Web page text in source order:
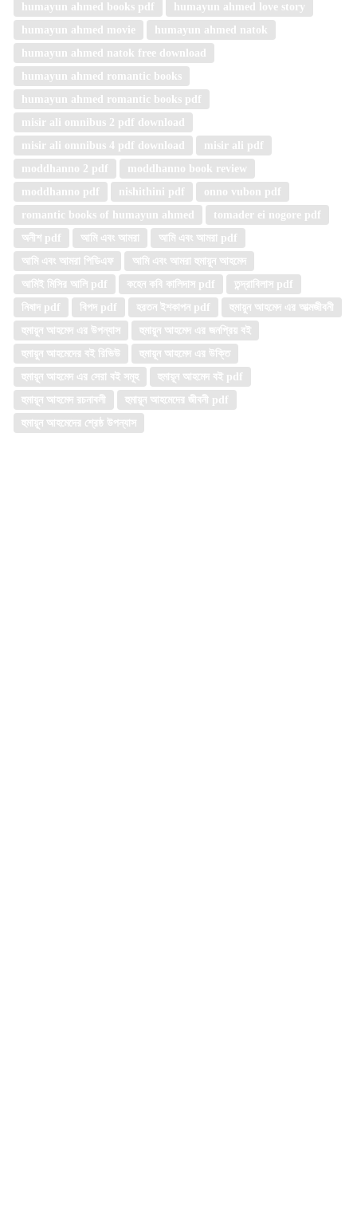
humayun ahmed books pdf
humayun ahmed love story
humayun ahmed movie
humayun ahmed natok
humayun ahmed natok free download
humayun ahmed romantic books
humayun ahmed romantic books pdf
misir ali omnibus 2 pdf download
misir ali omnibus 4 pdf download
misir ali pdf
moddhanno 2 pdf
moddhanno book review
moddhanno pdf
nishithini pdf
onno vubon pdf
romantic books of humayun ahmed
tomader ei nogore pdf
অনীশ pdf
আমি এবং আমরা
আমি এবং আমরা pdf
আমি এবং আমরা পিডিএফ
আমি এবং আমরা হুমায়ুন আহমেদ
আমিই মিসির আলি pdf
কহেন কবি কালিদাস pdf
তন্দ্রাবিলাস pdf
নিষাদ pdf
বিপদ pdf হরতন ইশকাপন pdf
হুমায়ুন আহমেদ এর আত্মজীবনী
হুমায়ুন আহমেদ এর উপন্যাস
হুমায়ুন আহমেদ এর জনপ্রিয় বই
হুমায়ুন আহমেদের বই রিভিউ
হুমায়ূন আহমেদ এর উক্তি
হুমায়ূন আহমেদ এর সেরা বই সমূহ
হুমায়ূন আহমেদ বই pdf
হুমায়ূন আহমেদ রচনাবলী
হুমায়ূন আহমেদের জীবনী pdf
হুমায়ূন আহমেদের শ্রেষ্ঠ উপন্যাস